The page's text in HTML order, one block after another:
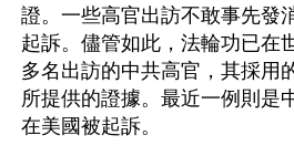
證。一些高官出訪不敢事先發
起訴。儘管如此，法輪功已在
多名出訪的中共高官，其採用
所提供的證據。最近一例則是
在美國被起訴。